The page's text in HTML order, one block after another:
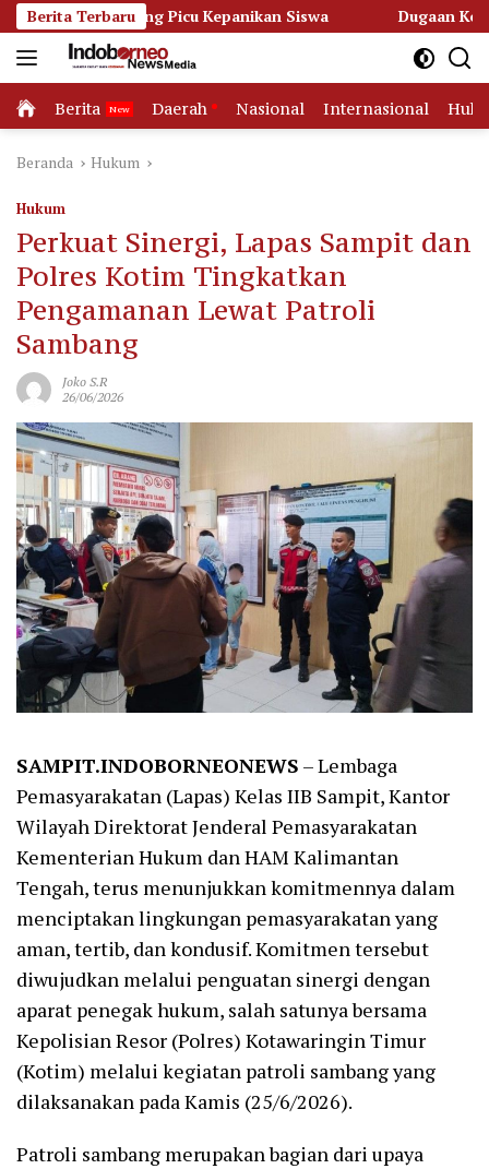
Langsung
ke
konten
Berita Terbaru
Picu Kepanikan Siswa Dugaan Korupsi Dana
Home
Berita Daerah Nasional Internasional
Beranda Hukum
Hukum
Perkuat Sinergi, Lapas Sampit dan
Polres Kotim Tingkatkan
Pengamanan Lewat Patroli
Sambang
Joko S.R
26/06/2026
SAMPIT.INDOBORNEONEWS – Lembaga
Pemasyarakatan (Lapas) Kelas IIB Sampit, Kantor
Wilayah Direktorat Jenderal Pemasyarakatan
Kementerian Hukum dan HAM Kalimantan
Tengah, terus menunjukkan komitmennya dalam
menciptakan lingkungan pemasyarakatan yang
aman, tertib, dan kondusif. Komitmen tersebut
diwujudkan melalui penguatan sinergi dengan
aparat penegak hukum, salah satunya bersama
Kepolisian Resor (Polres) Kotawaringin Timur
(Kotim) melalui kegiatan patroli sambang yang
dilaksanakan pada Kamis (25/6/2026).
Patroli sambang merupakan bagian dari upaya